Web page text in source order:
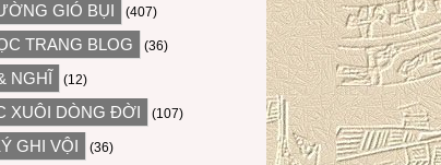
GIÓ BỤI (407)
TRANG BLOG (36)
NGHĨ (12)
XUÔI DÒNG ĐỜI (107)
GHI VỘI (36)